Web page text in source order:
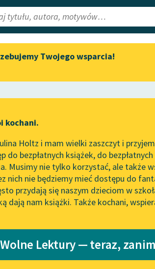
Lektury
redakcyjne
Aktualności
„Prokurator Alicja Horn” do
literatury skandynawskiej
Spotkanie z Katarzyną
w Oslo
102. lata temu zmarł
Conrad
Lektury szkolne i klasyka
literatury do słuchania dla
Twojego wsparcia!
kochani.
Holtz i mam wielki zaszczyt i
do bezpłatnych książek, do
Musimy nie tylko korzystać, ale także
nich nie będziemy mieć dostępu do
przydają się naszym dzieciom w
dają nam książki. Także kochani,
Lektury — teraz,
✖ Janusz Korczak✖